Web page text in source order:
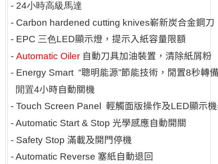
- 24小時高級馬達
- Carbon hardened cutting knives嶄新炭合金鋼刀
- EPC 三色LED顯示燈，提示入紙容量限額
- Automatic Oiler 自動刀具加油裝置，清除紙屑粉
- Energy Smart “聰明能源”節能技術，閒置8秒轉
閒置4小時自動關機
- Touch Screen Panel 輕觸面版操作及LED顯示
- Automatic Start & Stop 光學感應自動開關
- Safety Stop 滿載及開門停機
- Automatic Reverse 塞紙自動退回